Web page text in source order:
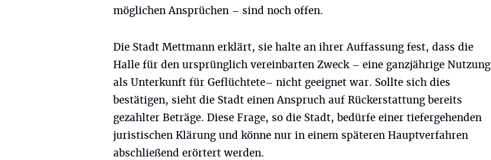
möglichen Ansprüchen – sind noch offen.
Die Stadt Mettmann erklärt, sie halte an ihrer Auffassung fest, dass die
Halle für den ursprünglich vereinbarten Zweck – eine ganzjährige Nutzung
als Unterkunft für Geflüchtete– nicht geeignet war. Sollte sich dies
bestätigen, sieht die Stadt einen Anspruch auf Rückerstattung bereits
gezahlter Beträge. Diese Frage, so die Stadt, bedürfe einer tiefergehenden
juristischen Klärung und könne nur in einem späteren Hauptverfahren
abschließend erörtert werden.